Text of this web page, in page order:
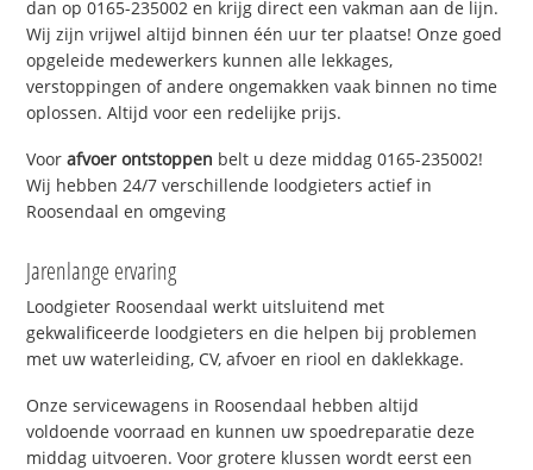
dan op 0165-235002 en krijg direct een vakman aan de lijn.
Wij zijn vrijwel altijd binnen één uur ter plaatse! Onze goed
opgeleide medewerkers kunnen alle lekkages,
verstoppingen of andere ongemakken vaak binnen no time
oplossen. Altijd voor een redelijke prijs.
Voorafvoer ontstoppen belt u deze middag 0165-235002!
Wij hebben 24/7 verschillende loodgieters actief in
Roosendaal en omgeving
Jarenlange ervaring
Loodgieter Roosendaal werkt uitsluitend met
gekwalificeerde loodgieters en die helpen bij problemen
met uw waterleiding, CV, afvoer en riool en daklekkage.
Onze servicewagens in Roosendaal hebben altijd
voldoende voorraad en kunnen uw spoedreparatie deze
middag uitvoeren. Voor grotere klussen wordt eerst een